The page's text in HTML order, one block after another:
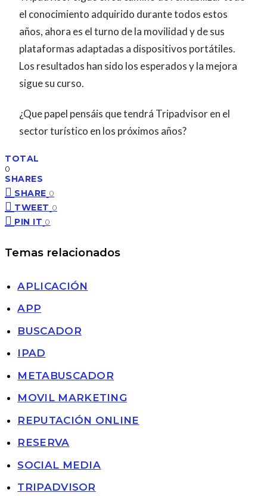
el conocimiento adquirido durante todos estos
años, ahora es el turno de la movilidad y de sus
plataformas adaptadas a dispositivos portátiles.
Los resultados han sido los esperados y la mejora
sigue su curso.
¿Que papel pensáis que tendrá Tripadvisor en el
sector turístico en los próximos años?
TOTAL
0
SHARES
SHARE 0
TWEET 0
PIN IT 0
Temas relacionados
APLICACIÓN
APP
BUSCADOR
IPAD
METABUSCADOR
MOVIL MARKETING
REPUTACIÓN ONLINE
RESERVA
SOCIAL MEDIA
TRIPADVISOR